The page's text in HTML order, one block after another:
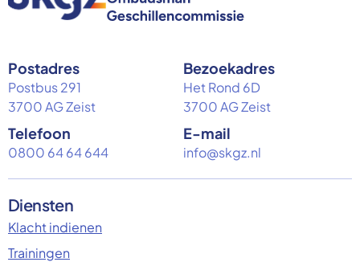
Postadres
Postbus 291
3700 AG Zeist
Bezoekadres
Het Rond 6D
3700 AG Zeist
Telefoon
0800 64 64 644
E-mail
info@skgz.nl
Diensten
Klacht indienen
Trainingen